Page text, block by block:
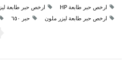
ارخص حبر طابعة HP
ارخص حبر طابعة
ارخص حبر طابعة ليزر ملون
حبر ٦٥٠